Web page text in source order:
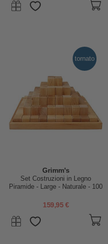
tornato
Grimm's
Set Costruzioni in Legno
Piramide - Large - Naturale - 100
159,95 €